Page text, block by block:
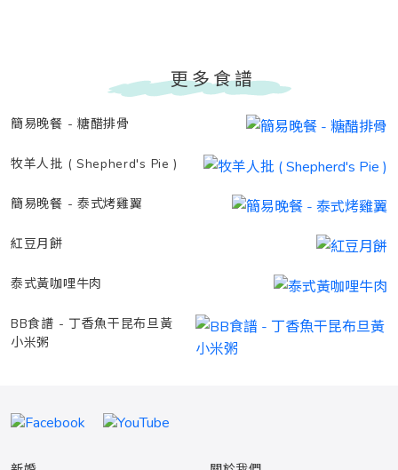
更多食譜
簡易晚餐 - 糖醋排骨
牧羊人批 ( Shepherd's Pie )
簡易晚餐 - 泰式烤雞翼
紅豆月餅
泰式黃咖哩牛肉
BB食譜 - 丁香魚干昆布旦黃
小米粥